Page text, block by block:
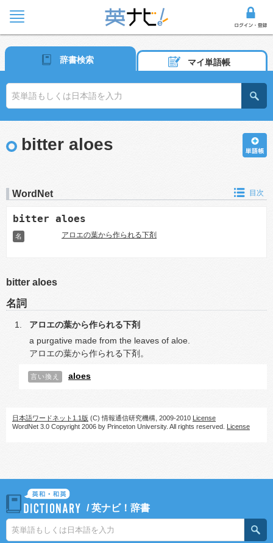
辞書検索 マイ単語帳
bitter aloes
WordNet 目次
bitter aloes
名 アロエの葉から作られる下剤
bitter aloes
名詞
アロエの葉から作られる下剤
a purgative made from the leaves of aloe.
アロエの葉から作られる下剤。
言い換え aloes
日本語ワードネット1.1版 (C) 情報通信研究機構, 2009-2010 License
WordNet 3.0 Copyright 2006 by Princeton University. All rights reserved. License
/英ナビ！辞書